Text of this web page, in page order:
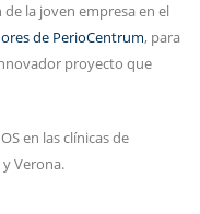
la joven empresa en el
de PerioCentrum, para
proyecto que
en las clínicas de
Verona.